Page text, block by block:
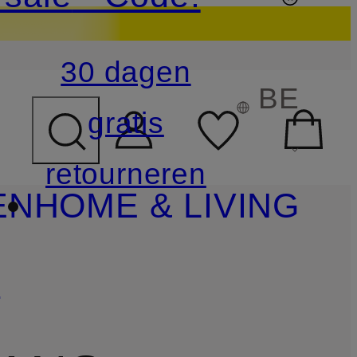
30 dagen
gratis
retourneren
BE
HOME & LIVING